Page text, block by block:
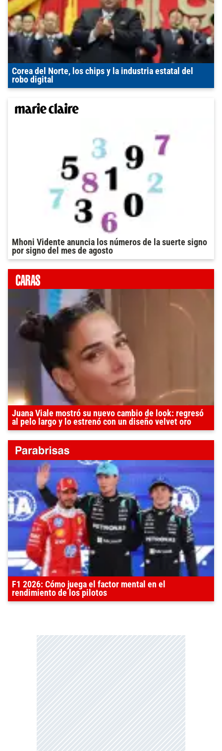
Corea del Norte, los chips y la industria estatal del
robo digital
Mhoni Vidente anuncia los números de la suerte signo
por signo del mes de agosto
Juana Viale mostró su nuevo cambio de look: regresó
al pelo largo y lo estrenó con un diseño velvet oro
F1 2026: Cómo juega el factor mental en el
rendimiento de los pilotos